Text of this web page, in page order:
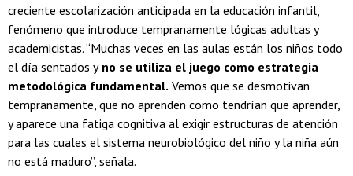
creciente escolarización anticipada en la educación infantil,
fenómeno que introduce tempranamente lógicas adultas y
academicistas. “Muchas veces en las aulas están los niños todo
el día sentados yno se utiliza el juego como estrategia
metodológica fundamental. Vemos que se desmotivan
tempranamente, que no aprenden como tendrían que aprender,
y aparece una fatiga cognitiva al exigir estructuras de atención
para las cuales el sistema neurobiológico del niño y la niña aún
no está maduro”, señala.